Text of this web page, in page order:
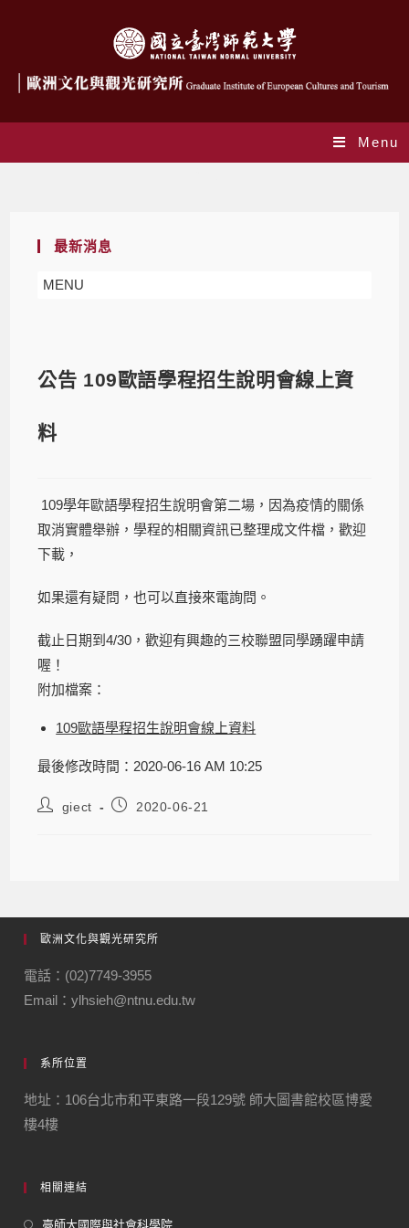
Menu
最新消息
MENU
公告 109歐語學程招生說明會線上資
料
109學年歐語學程招生說明會第二場，因為疫情的關係
取消實體舉辦，學程的相關資訊已整理成文件檔，歡迎
下載，
如果還有疑問，也可以直接來電詢問。
截止日期到4/30，歡迎有興趣的三校聯盟同學踴躍申請
喔！
附加檔案：
109歐語學程招生說明會線上資料
最後修改時間：2020-06-16 AM 10:25
giect 2020-06-21
歐洲文化與觀光研究所
電話：(02)7749-3955
Email：ylhsieh@ntnu.edu.tw
系所位置
地址：106台北市和平東路一段129號 師大圖書館校區博愛
樓4樓
相關連結
臺師大國際與社會科學院